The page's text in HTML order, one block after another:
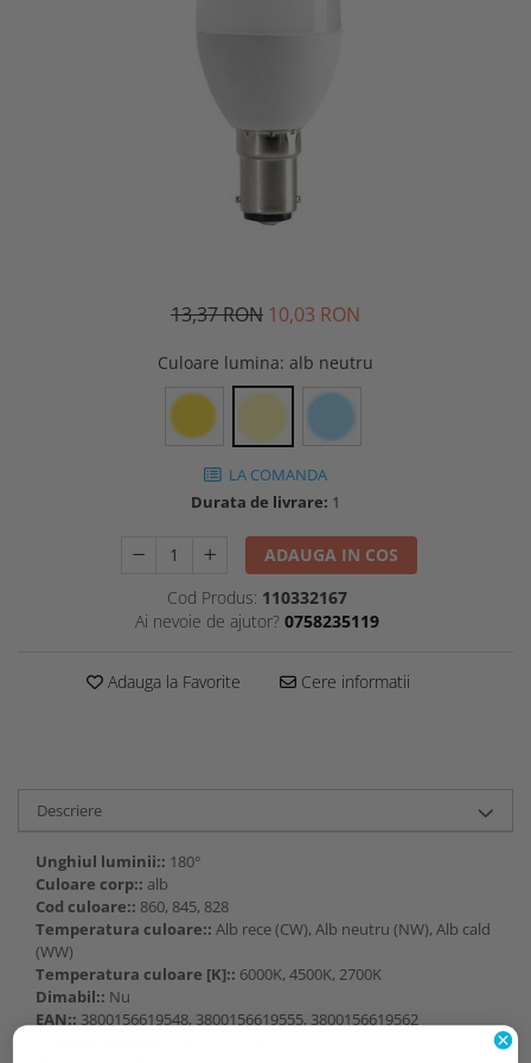
13,37 RON 10,03 RON
Culoare lumina: alb neutru
LA COMANDA
Durata de livrare: 1
ADAUGA IN COS
Cod Produs: 110332167
Ai nevoie de ajutor? 0758235119
Adauga la Favorite Cere informatii
Descriere
Unghiul luminii:: 180°
Culoare corp:: alb
Cod culoare:: 860, 845, 828
Temperatura culoare:: Alb rece (CW), Alb neutru (NW), Alb cald
(WW)
Temperatura culoare [K]:: 6000K, 4500K, 2700K
Dimabil:: Nu
EAN:: 3800156619548, 3800156619555, 3800156619562